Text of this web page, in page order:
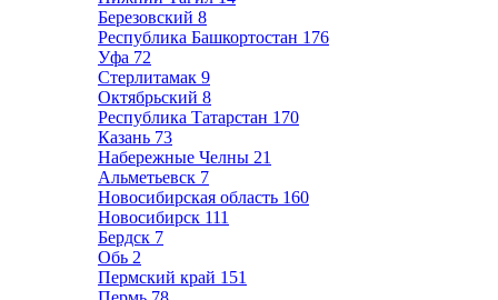
Березовский 8
Республика Башкортостан 176
Уфа 72
Стерлитамак 9
Октябрьский 8
Республика Татарстан 170
Казань 73
Набережные Челны 21
Альметьевск 7
Новосибирская область 160
Новосибирск 111
Бердск 7
Обь 2
Пермский край 151